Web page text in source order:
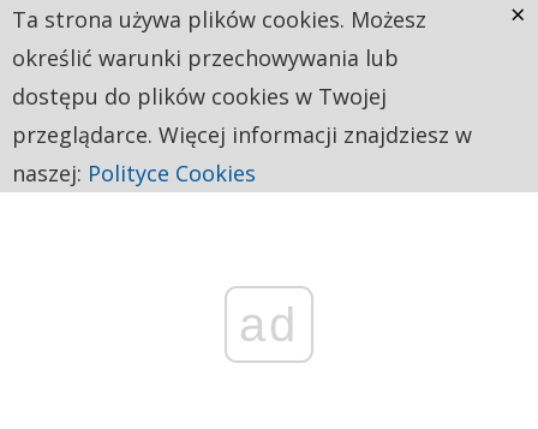
ad
Ta strona używa plików cookies. Możesz
określić warunki przechowywania lub
dostępu do plików cookies w Twojej
przeglądarce. Więcej informacji znajdziesz w
naszej: Polityce Cookies
×